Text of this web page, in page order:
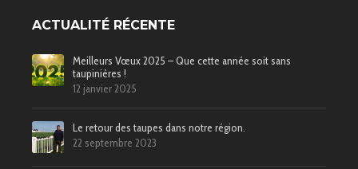
ACTUALITÉ RÉCENTE
Meilleurs Vœux 2025 – Que cette année soit sans
taupinières !
12 janvier 2025
Le retour des taupes dans notre région.
22 septembre 2023